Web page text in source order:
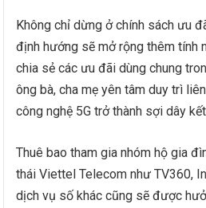
Không chỉ dừng ở chính sách ưu
định hướng sẽ mở rộng thêm tính
chia sẻ các ưu đãi dùng chung
ông bà, cha mẹ yên tâm duy trì
công nghệ 5G trở thành sợi dây
Thuê bao tham gia nhóm hộ gia
thái Viettel Telecom như TV360,
dịch vụ số khác cũng sẽ được